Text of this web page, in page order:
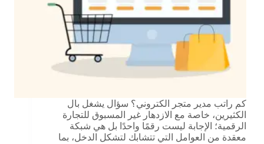
كم راتب مدير متجر الكتروني؟ سؤال يشغل بال
الكثيرين، خاصة مع الازدهار غير المسبوق للتجارة
الرقمية؛ الإجابة ليست رقمًا واحدًا بل هي شبكة
معقدة من العوامل التي تتشابك لتشكل الدخل، بما